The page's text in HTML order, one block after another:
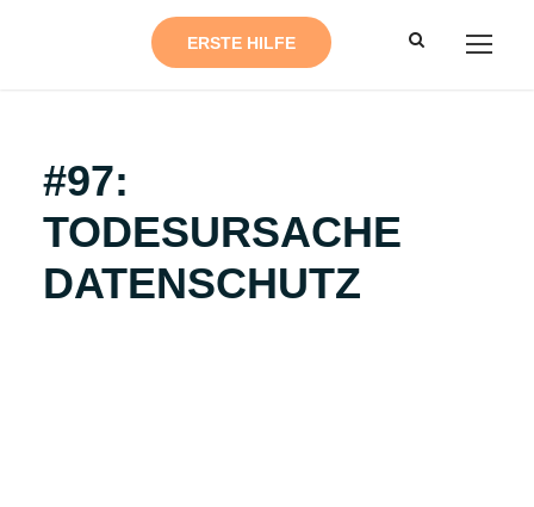
ERSTE HILFE
#97:
TODESURSACHE
DATENSCHUTZ